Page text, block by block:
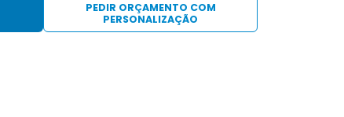
PEDIR ORÇAMENTO COM
PERSONALIZAÇÃO